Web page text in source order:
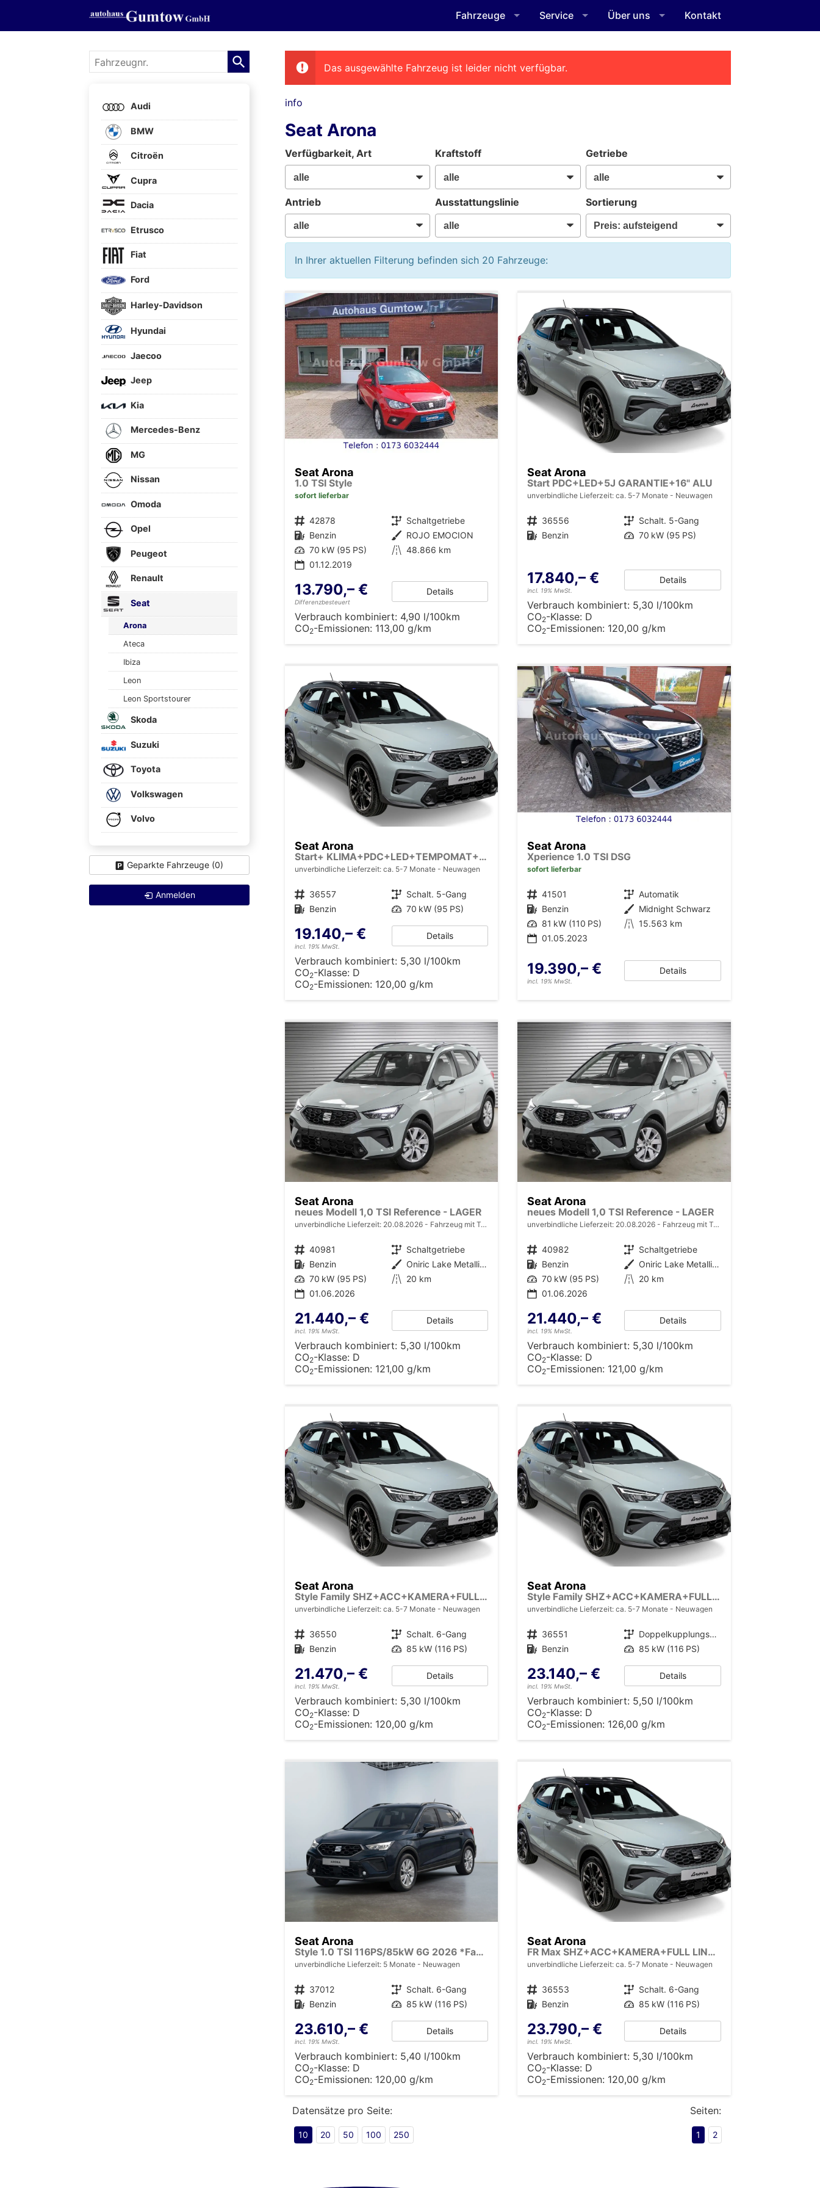
Fahrzeuge Service Über uns Kontakt
Das ausgewählte Fahrzeug ist leider nicht verfügbar.
info
Seat Arona
Verfügbarkeit, Art Kraftstoff Getriebe
Antrieb Ausstattungslinie Sortierung
In Ihrer aktuellen Filterung befinden sich 20 Fahrzeuge:
Seat Arona
1.0 TSI Style
sofort lieferbar
Fahrzeugnr. 42878 Getriebe Schaltgetriebe
Kraftstoff Benzin Außenfarbe ROJO EMOCION
Leistung 70 kW (95 PS) Kilometerstand 48.866 km
01.12.2019
13.790,– €
Differenzbesteuert
Details
Verbrauch kombiniert: 4,90 l/100km
CO2-Emissionen: 113,00 g/km
Seat Arona
Start PDC+LED+5J GARANTIE+16" ALU
unverbindliche Lieferzeit: ca. 5-7 Monate Neuwagen
Fahrzeugnr. 36556 Getriebe Schalt. 5-Gang
Kraftstoff Benzin Leistung 70 kW (95 PS)
17.840,– €
incl. 19% MwSt.
Details
Verbrauch kombiniert: 5,30 l/100km
CO2-Klasse: D
CO2-Emissionen: 120,00 g/km
Seat Arona
Start+ KLIMA+PDC+LED+TEMPOMAT+5J GARANTIE+16" ALU
unverbindliche Lieferzeit: ca. 5-7 Monate Neuwagen
Fahrzeugnr. 36557 Getriebe Schalt. 5-Gang
Kraftstoff Benzin Leistung 70 kW (95 PS)
19.140,– €
incl. 19% MwSt.
Details
Verbrauch kombiniert: 5,30 l/100km
CO2-Klasse: D
CO2-Emissionen: 120,00 g/km
Seat Arona
Xperience 1.0 TSI DSG
sofort lieferbar
Fahrzeugnr. 41501 Getriebe Automatik
Kraftstoff Benzin Außenfarbe Midnight Schwarz
Leistung 81 kW (110 PS) Kilometerstand 15.563 km
01.05.2023
19.390,– €
incl. 19% MwSt.
Details
Seat Arona
neues Modell 1,0 TSI Reference - LAGER
unverbindliche Lieferzeit: 20.08.2026 Fahrzeug mit Tageszulassung
Fahrzeugnr. 40981 Getriebe Schaltgetriebe
Kraftstoff Benzin Außenfarbe
Oniric Lake Metallic (M6)
Leistung 70 kW (95 PS) Kilometerstand 20 km
01.06.2026
21.440,– €
incl. 19% MwSt.
Details
Verbrauch kombiniert: 5,30 l/100km
CO2-Klasse: D
CO2-Emissionen: 121,00 g/km
Seat Arona
neues Modell 1,0 TSI Reference - LAGER
unverbindliche Lieferzeit: 20.08.2026 Fahrzeug mit Tageszulassung
Fahrzeugnr. 40982 Getriebe Schaltgetriebe
Kraftstoff Benzin Außenfarbe
Oniric Lake Metallic (M6)
Leistung 70 kW (95 PS) Kilometerstand 20 km
01.06.2026
21.440,– €
incl. 19% MwSt.
Details
Verbrauch kombiniert: 5,30 l/100km
CO2-Klasse: D
CO2-Emissionen: 121,00 g/km
Seat Arona
Style Family SHZ+ACC+KAMERA+FULL LINK+KLIMA+LED+16" ALU
unverbindliche Lieferzeit: ca. 5-7 Monate Neuwagen
Fahrzeugnr. 36550 Getriebe Schalt. 6-Gang
Kraftstoff Benzin Leistung 85 kW (116 PS)
21.470,– €
incl. 19% MwSt.
Details
Verbrauch kombiniert: 5,30 l/100km
CO2-Klasse: D
CO2-Emissionen: 120,00 g/km
Seat Arona
Style Family SHZ+ACC+KAMERA+FULL LINK+KLIMA+LED+16" ALU
unverbindliche Lieferzeit: ca. 5-7 Monate Neuwagen
Fahrzeugnr. 36551 Getriebe
Doppelkupplungsgetriebe (DSG)
Kraftstoff Benzin Leistung 85 kW (116 PS)
23.140,– €
incl. 19% MwSt.
Details
Verbrauch kombiniert: 5,50 l/100km
CO2-Klasse: D
CO2-Emissionen: 126,00 g/km
Seat Arona
Style 1.0 TSI 116PS/85kW 6G 2026 *Faceliftet*
unverbindliche Lieferzeit: 5 Monate Neuwagen
Fahrzeugnr. 37012 Getriebe Schalt. 6-Gang
Kraftstoff Benzin Leistung 85 kW (116 PS)
23.610,– €
incl. 19% MwSt.
Details
Verbrauch kombiniert: 5,40 l/100km
CO2-Klasse: D
CO2-Emissionen: 120,00 g/km
Seat Arona
FR Max SHZ+ACC+KAMERA+FULL LINK+KLIMA+KESSY+LED+16" ALU
unverbindliche Lieferzeit: ca. 5-7 Monate Neuwagen
Fahrzeugnr. 36553 Getriebe Schalt. 6-Gang
Kraftstoff Benzin Leistung 85 kW (116 PS)
23.790,– €
incl. 19% MwSt.
Details
Verbrauch kombiniert: 5,30 l/100km
CO2-Klasse: D
CO2-Emissionen: 120,00 g/km
Datensätze pro Seite:
10 20 50 100 250
Seiten:
1 2
Fahrzeugnr.
Audi
BMW
Citroën
Cupra
Dacia
Etrusco
Fiat
Ford
Harley-Davidson
Hyundai
Jaecoo
Jeep
Kia
Mercedes-Benz
MG
Nissan
Omoda
Opel
Peugeot
Renault
Seat
Arona
Ateca
Ibiza
Leon
Leon Sportstourer
Skoda
Suzuki
Toyota
Volkswagen
Volvo
Geparkte Fahrzeuge (0)
Anmelden